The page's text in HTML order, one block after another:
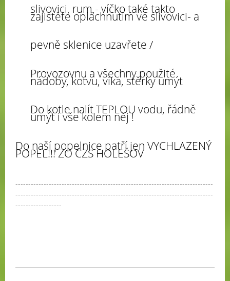
slivovici, rum,- víčko také takto
zajistěte opláchnutím ve slivovici- a
pevně sklenice uzavřete /
Provozovnu a všechny použité
nádoby, kotvu, víka, stěrky umýt
Do kotle nalít TEPLOU vodu, řádně
umýt i vše kolem něj !
Do naší popelnice patří jen VYCHLAZENÝ
POPEL!!! ZO ČZS HOLEŠOV
-----------------------------------------------------------------------------
-----------------------------------------------------------------------------
------------------